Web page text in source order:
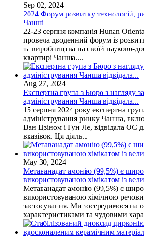
Sep 02, 2024
2024 Форум розвитку технологій,
Чанші
22-23 серпня компанія Hunan
провела дводенний форум із
та виробництва на своїй науково-
квартирі Чанша....
Aug 27, 2024
Експертна група з Бюро з нагляду
адміністрування Чанша відвідала...
15 серпня 2024 року експертна
адміністрування ринку Чанша,
Ван Цзіном і Гун Ле, відвідала ОС
вказівок. Ця діяль...
May 30, 2024
Метаванадат амонію (99,5%) є
використовуваною хімікатом із
Метаванадат амонію (99,5%) є
використовуваною хімічною
застосування. Ми зосередимося на
характеристиками та чудовими